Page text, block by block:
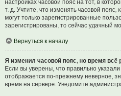
настройках часовой пояс на тот, в
т. д. Учтите, что изменять часовой пояс,
могут только зарегистрированные
зарегистрированы, то сейчас удачный
Вернуться к началу
Я изменил часовой пояс, но время всё
Если вы уверены, что правильно
отображается по-прежнему неверное,
время на сервере. Уведомите